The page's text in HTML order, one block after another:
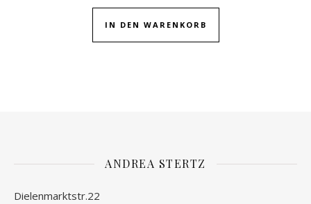
IN DEN WARENKORB
ANDREA STERTZ
Dielenmarktstr.22